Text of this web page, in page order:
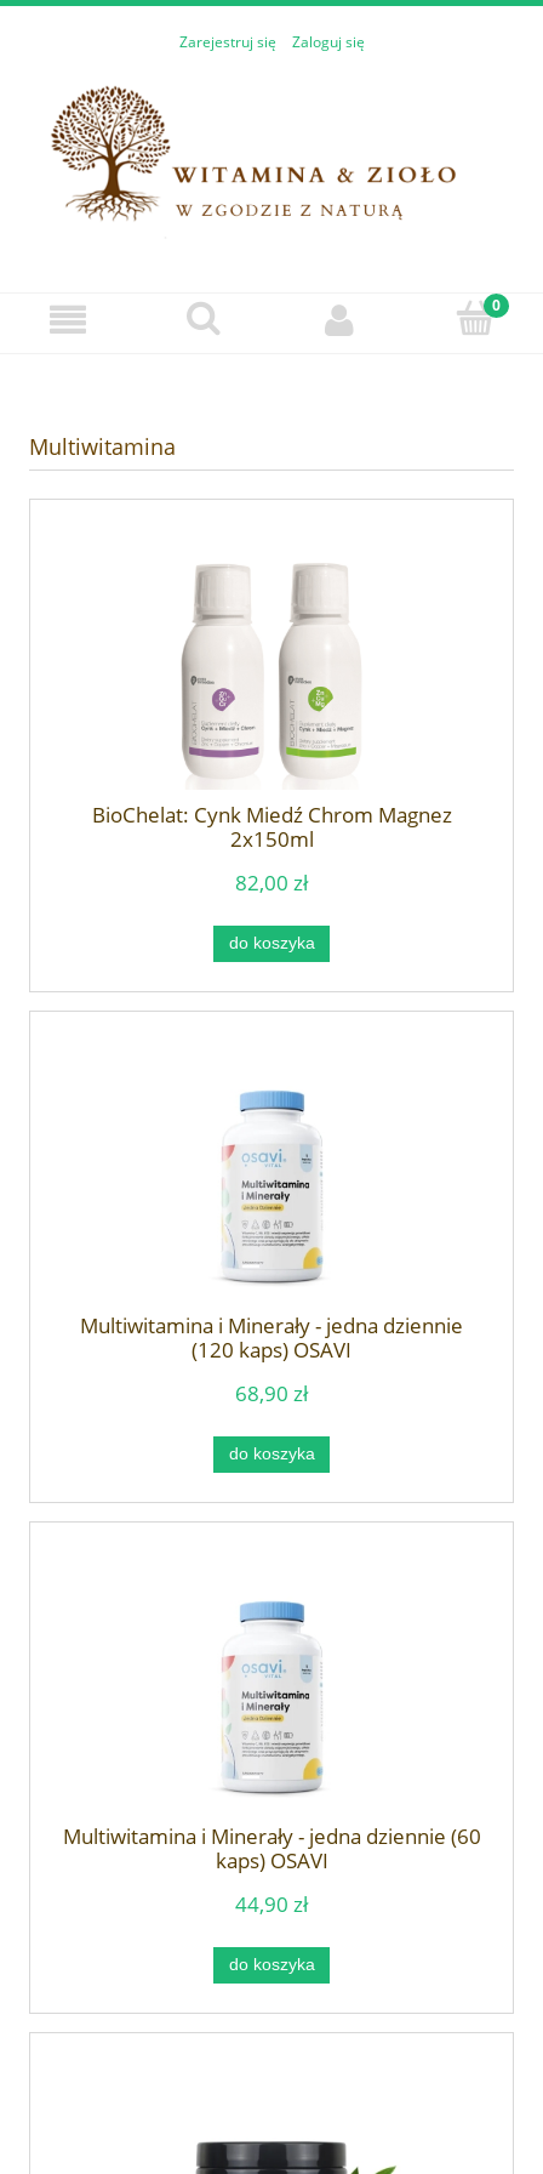
Zarejestruj się Zaloguj się
Multiwitamina
BioChelat: Cynk Miedź Chrom Magnez
2x150ml
82,00 zł
do koszyka
Multiwitamina i Minerały - jedna dziennie
(120 kaps) OSAVI
68,90 zł
do koszyka
Multiwitamina i Minerały - jedna dziennie (60
kaps) OSAVI
44,90 zł
do koszyka